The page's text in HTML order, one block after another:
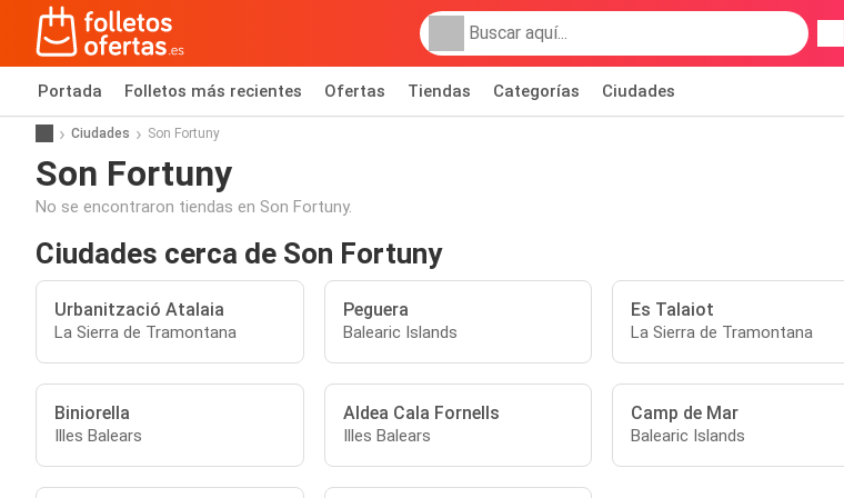
Portada Folletos más recientes Ofertas Tiendas Categorías Ciudades
Ciudades Son Fortuny
Son Fortuny
No se encontraron tiendas en Son Fortuny.
Ciudades cerca de Son Fortuny
Urbanització Atalaia
La Sierra de Tramontana
Peguera
Balearic Islands
Es Talaiot
La Sierra de Tramontana
Biniorella
Illes Balears
Aldea Cala Fornells
Illes Balears
Camp de Mar
Balearic Islands